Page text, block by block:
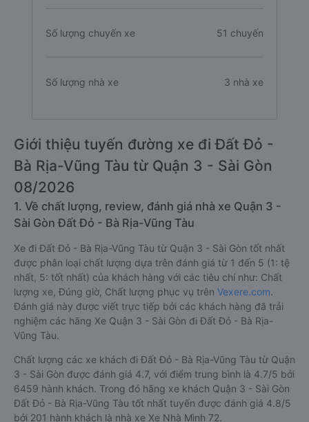
Số lượng chuyến xe 51 chuyến
Số lượng nhà xe 3 nhà xe
Giới thiệu tuyến đường xe đi Đất Đỏ -
Bà Rịa-Vũng Tàu từ Quận 3 - Sài Gòn
08/2026
1. Về chất lượng, review, đánh giá nhà xe Quận 3 -
Sài Gòn Đất Đỏ - Bà Rịa-Vũng Tàu
Xe đi Đất Đỏ - Bà Rịa-Vũng Tàu từ Quận 3 - Sài Gòn tốt nhất
được phân loại chất lượng dựa trên đánh giá từ 1 đến 5 (1: tệ
nhất, 5: tốt nhất) của khách hàng với các tiêu chí như: Chất
lượng xe, Đúng giờ, Chất lượng phục vụ trên Vexere.com.
Đánh giá này được viết trực tiếp bởi các khách hàng đã trải
nghiệm các hãng Xe Quận 3 - Sài Gòn đi Đất Đỏ - Bà Rịa-
Vũng Tàu.
Chất lượng các xe khách đi Đất Đỏ - Bà Rịa-Vũng Tàu từ Quận
3 - Sài Gòn được đánh giá 4.7, với điểm trung bình là 4.7/5 bởi
6459 hành khách. Trong đó hãng xe khách Quận 3 - Sài Gòn
Đất Đỏ - Bà Rịa-Vũng Tàu tốt nhất tuyến được đánh giá 4.8/5
bởi 201 hành khách là nhà xe Xe Nhà Mình 72.